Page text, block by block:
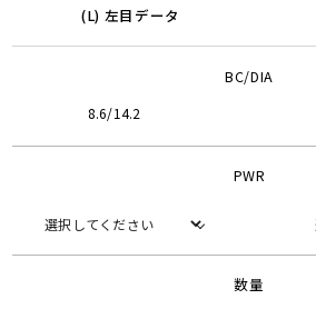
(L) 左目データ
BC/DIA
8.6/14.2
PWR
数量